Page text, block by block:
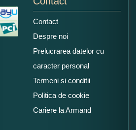
Contact
Despre noi
Prelucrarea datelor cu
caracter personal
Termeni si conditii
Politica de cookie
Cariere la Armand